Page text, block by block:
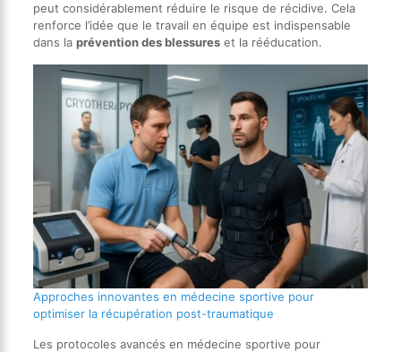
peut considérablement réduire le risque de récidive. Cela
renforce l’idée que le travail en équipe est indispensable
dans la prévention des blessureset la rééducation.
Approches innovantes en médecine sportive pour
optimiser la récupération post-traumatique
Les protocoles avancés en médecine sportive pour